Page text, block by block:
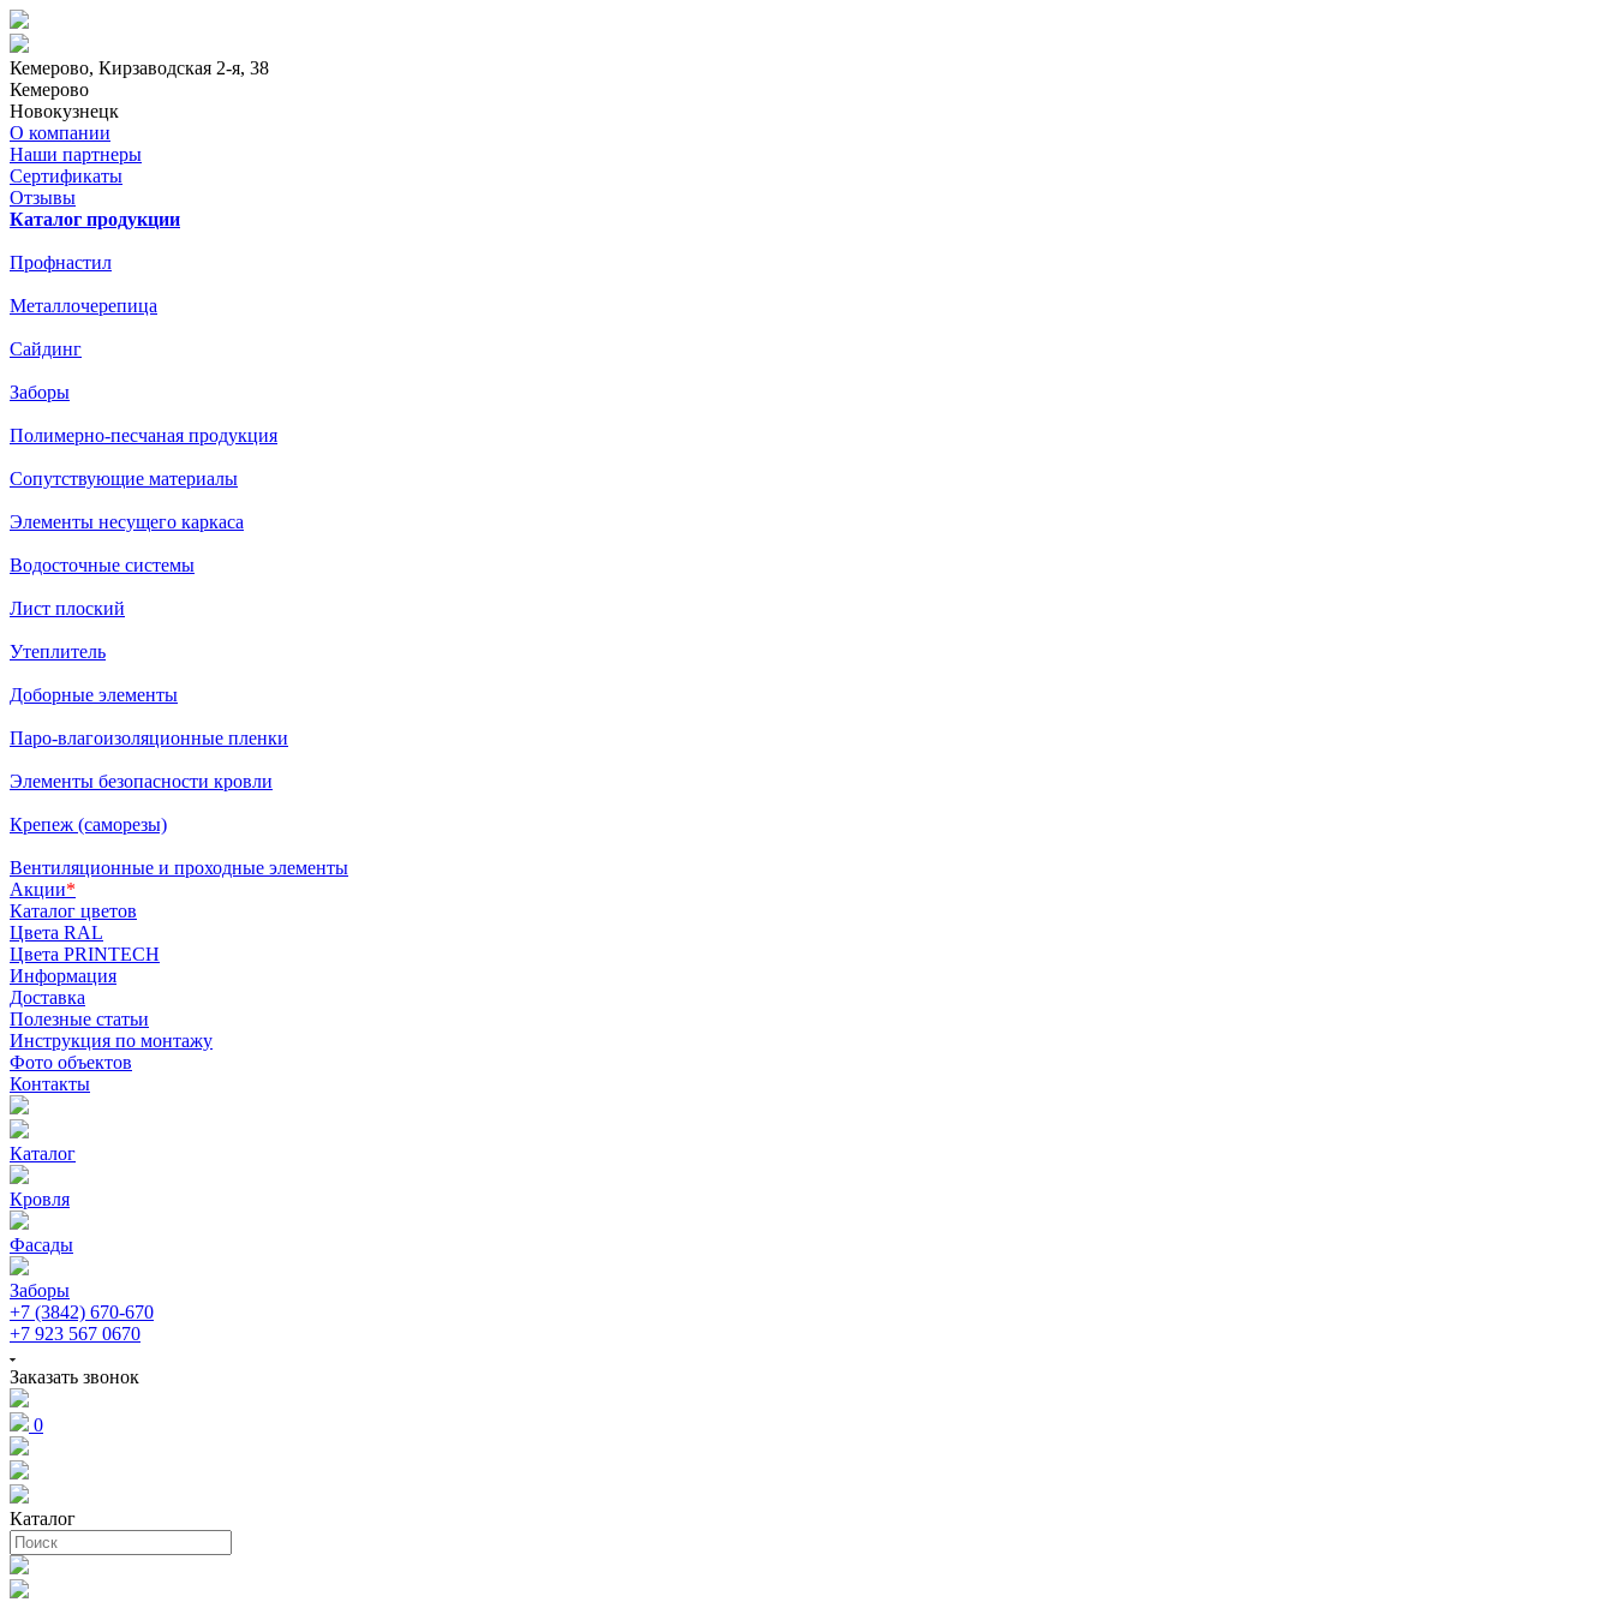
Кемерово, Кирзаводская 2-я, 38
Кемерово
Новокузнецк
О компании
Наши партнеры
Сертификаты
Отзывы
Каталог продукции
Профнастил
Металлочерепица
Сайдинг
Заборы
Полимерно-песчаная продукция
Сопутствующие материалы
Элементы несущего каркаса
Водосточные системы
Лист плоский
Утеплитель
Доборные элементы
Паро-влагоизоляционные пленки
Элементы безопасности кровли
Крепеж (саморезы)
Вентиляционные и проходные элементы
Акции*
Каталог цветов
Цвета RAL
Цвета PRINTECH
Информация
Доставка
Полезные статьи
Инструкция по монтажу
Фото объектов
Контакты
Каталог
Кровля
Фасады
Заборы
+7 (3842) 670-670
+7 923 567 0670
Заказать звонок
0
Каталог